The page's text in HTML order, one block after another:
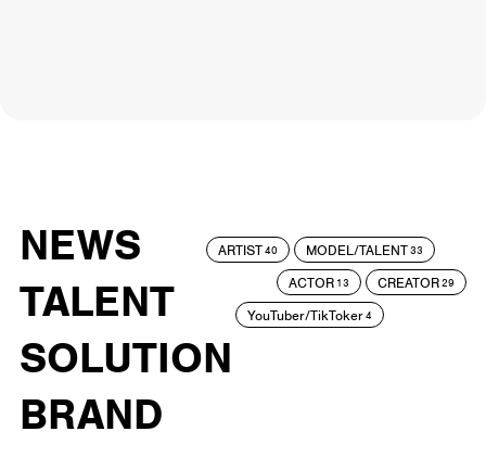
NEWS
TALENT
SOLUTION
BRAND
ARTIST40 MODEL/TALENT33
ACTOR 13 CREATOR29
YouTuber/TikToker4